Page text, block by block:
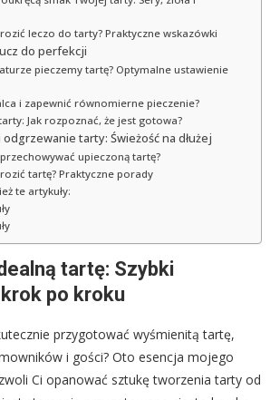
leczo do tarty? Praktyczne wskazówki
do perfekcji
pieczemy tartę? Optymalne ustawienie
i zapewnić równomierne pieczenie?
Jak rozpoznać, że jest gotowa?
tarty: Świeżość na dłużej
upieczoną tartę?
tartę? Praktyczne porady
te artykuły:
tartę: Szybki
po kroku
przygotować wyśmienitą tartę,
i gości? Oto esencja mojego
Ci opanować sztukę tworzenia tarty od